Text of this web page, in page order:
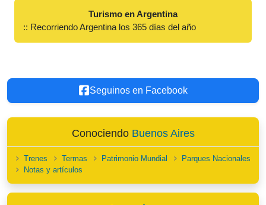
Turismo en Argentina
:: Recorriendo Argentina los 365 días del año
Seguinos en Facebook
Conociendo Buenos Aires
Trenes Termas Patrimonio Mundial
Parques Nacionales
Notas y artículos